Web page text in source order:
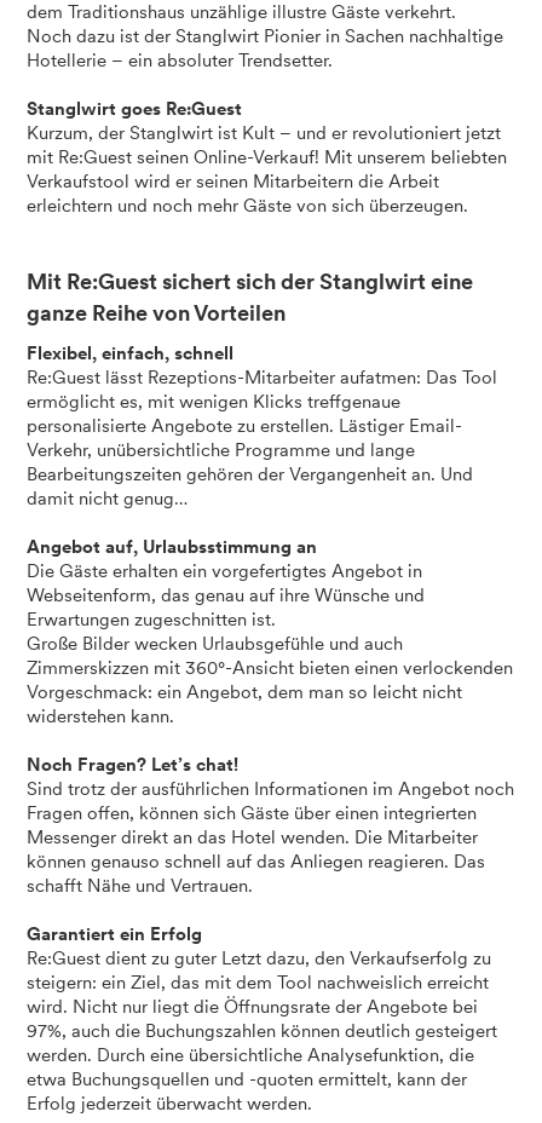
dem Traditionshaus unzählige illustre Gäste verkehrt.
Noch dazu ist der Stanglwirt Pionier in Sachen nachhaltige
Hotellerie – ein absoluter Trendsetter.
Stanglwirt goes Re:Guest
Kurzum, der Stanglwirt ist Kult – und er revolutioniert jetzt
mit Re:Guest seinen Online-Verkauf! Mit unserem beliebten
Verkaufstool wird er seinen Mitarbeitern die Arbeit
erleichtern und noch mehr Gäste von sich überzeugen.
Mit Re:Guest sichert sich der Stanglwirt eine
ganze Reihe von Vorteilen
Flexibel, einfach, schnell
Re:Guest lässt Rezeptions-Mitarbeiter aufatmen: Das Tool
ermöglicht es, mit wenigen Klicks treffgenaue
personalisierte Angebote zu erstellen. Lästiger Email-
Verkehr, unübersichtliche Programme und lange
Bearbeitungszeiten gehören der Vergangenheit an. Und
damit nicht genug…
Angebot auf, Urlaubsstimmung an
Die Gäste erhalten ein vorgefertigtes Angebot in
Webseitenform, das genau auf ihre Wünsche und
Erwartungen zugeschnitten ist.
Große Bilder wecken Urlaubsgefühle und auch
Zimmerskizzen mit 360°-Ansicht bieten einen verlockenden
Vorgeschmack: ein Angebot, dem man so leicht nicht
widerstehen kann.
Noch Fragen? Let’s chat!
Sind trotz der ausführlichen Informationen im Angebot noch
Fragen offen, können sich Gäste über einen integrierten
Messenger direkt an das Hotel wenden. Die Mitarbeiter
können genauso schnell auf das Anliegen reagieren. Das
schafft Nähe und Vertrauen.
Garantiert ein Erfolg
Re:Guest dient zu guter Letzt dazu, den Verkaufserfolg zu
steigern: ein Ziel, das mit dem Tool nachweislich erreicht
wird. Nicht nur liegt die Öffnungsrate der Angebote bei
97%, auch die Buchungszahlen können deutlich gesteigert
werden. Durch eine übersichtliche Analysefunktion, die
etwa Buchungsquellen und -quoten ermittelt, kann der
Erfolg jederzeit überwacht werden.